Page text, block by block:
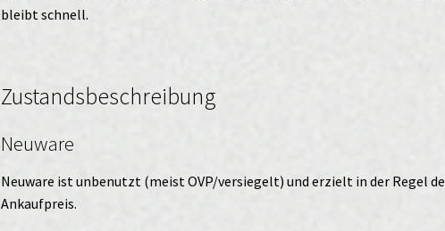
bleibt schnell.
Zustandsbeschreibung
Neuware
Neuware ist unbenutzt (meist OVP/versiegelt) und erzielt in der Regel
Ankaufpreis.